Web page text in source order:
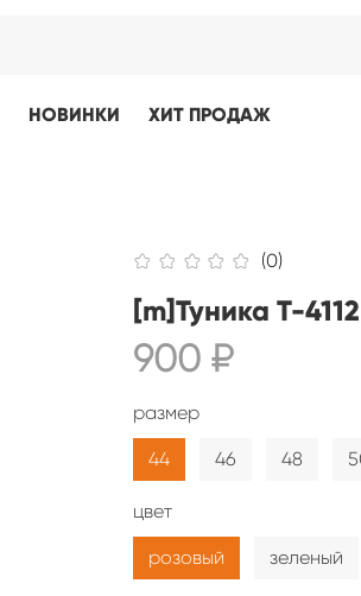
НОВИНКИ ХИТ ПРОДАЖ
(0)
[m]Туника Т-
900 ₽
размер
44 46 48
цвет
розовый зеленый